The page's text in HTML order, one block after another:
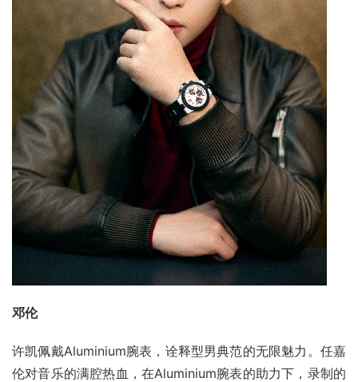
邓伦
许凯佩戴Aluminium腕表，诠释型男典范的无限魅力。任嘉
伦对音乐的满腔热血，在Aluminium腕表的助力下，录制的